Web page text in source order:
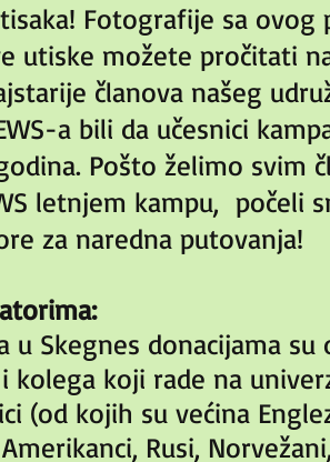
Fotografije sa
utiske možete pročitati
članova našeg
a bili da učesnici
Pošto želimo svim
letnjem kampu, počeli
za naredna putovanja!
u Skegnes donacijama
kolega koji rade na
(od kojih su većina
Rusi,